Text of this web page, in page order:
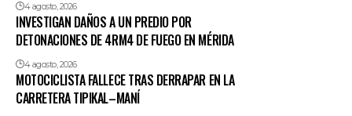
4 agosto, 2026
INVESTIGAN DAÑOS A UN PREDIO POR
DETONACIONES DE 4RM4 DE FUEGO EN MÉRIDA
4 agosto, 2026
MOTOCICLISTA FALLECE TRAS DERRAPAR EN LA
CARRETERA TIPIKAL–MANÍ